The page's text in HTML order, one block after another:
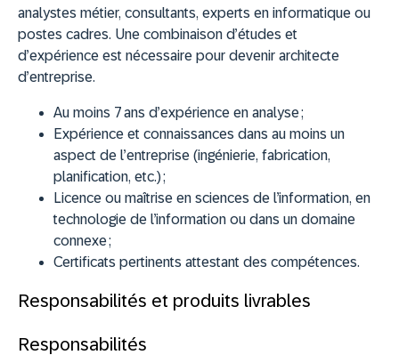
analystes métier, consultants, experts en informatique ou
postes cadres. Une combinaison d’études et
d’expérience est nécessaire pour devenir architecte
d’entreprise.
Au moins 7 ans d’expérience en analyse ;
Expérience et connaissances dans au moins un
aspect de l’entreprise (ingénierie, fabrication,
planification, etc.) ;
Licence ou maîtrise en sciences de l’information, en
technologie de l’information ou dans un domaine
connexe ;
Certificats pertinents attestant des compétences.
Responsabilités et produits livrables
Responsabilités